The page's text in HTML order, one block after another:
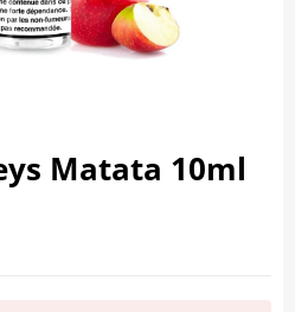
Matata 10ml